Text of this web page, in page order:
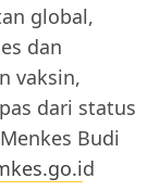
global,
dan
vaksin,
dari status
Budi
d